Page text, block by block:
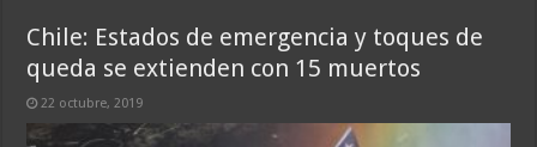
Chile: Estados de emergencia y toques de
queda se extienden con 15 muertos
22 octubre, 2019